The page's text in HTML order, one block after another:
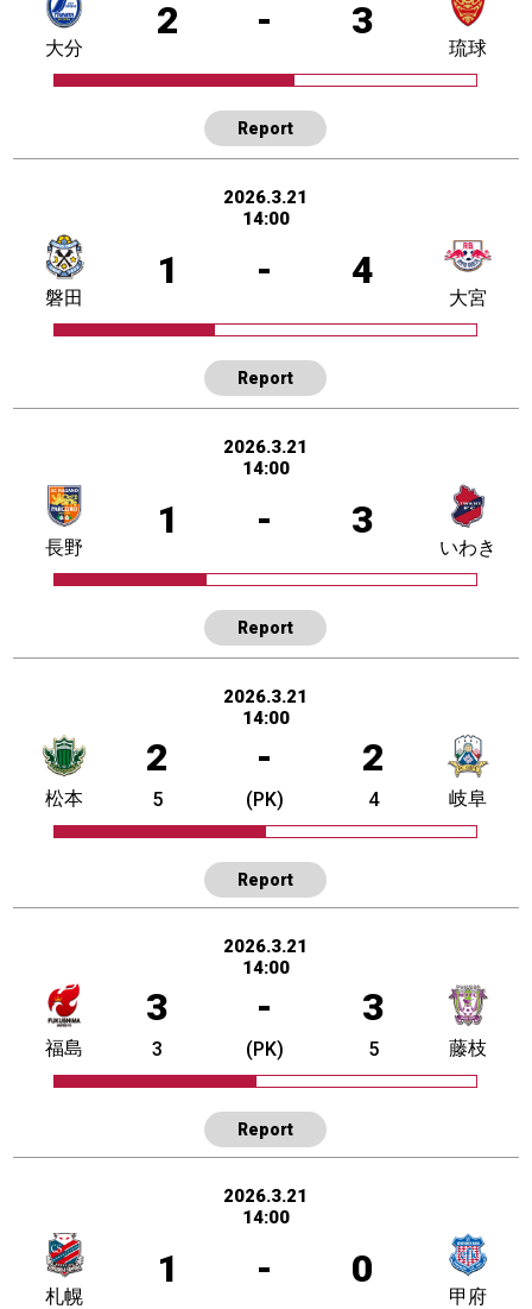
2 - 3
大分 琉球
Report
2026.3.21
14:00
1 - 4
磐田 大宮
Report
2026.3.21
14:00
1 - 3
長野 いわき
Report
2026.3.21
14:00
2 - 2
松本 5 (PK) 4 岐阜
Report
2026.3.21
14:00
3 - 3
福島 3 (PK) 5 藤枝
Report
2026.3.21
14:00
1 - 0
札幌 甲府